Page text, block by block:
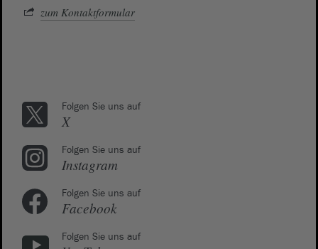
zum Kontaktformular
Folgen Sie uns auf
X
Folgen Sie uns auf
Instagram
Folgen Sie uns auf
Facebook
Folgen Sie uns auf